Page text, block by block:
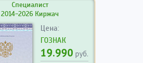
Специалист
2014-2026 Киржач
Цена:
ГОЗНАК
19.990 руб.